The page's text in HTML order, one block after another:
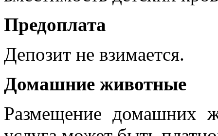
Предоплата
Депозит не взимается.
Домашние животные
Размещение домашних